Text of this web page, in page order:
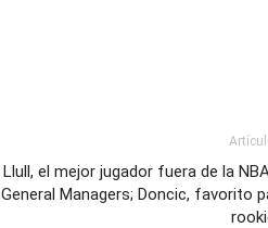
Llull, el mejor jugador fuera de la
General Managers; Doncic, favorito